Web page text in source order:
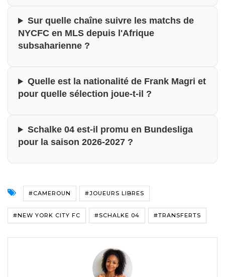
Sur quelle chaîne suivre les matchs de
NYCFC en MLS depuis l'Afrique
subsaharienne ?
Quelle est la nationalité de Frank Magri et
pour quelle sélection joue-t-il ?
Schalke 04 est-il promu en Bundesliga
pour la saison 2026-2027 ?
#CAMEROUN #JOUEURS LIBRES
#NEW YORK CITY FC #SCHALKE 04 #TRANSFERTS